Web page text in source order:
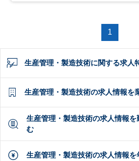
1
生産管理・製造技術に関する求人
生産管理・製造技術の求人情報を
生産管理・製造技術の求人情報を
む
生産管理・製造技術の求人情報を